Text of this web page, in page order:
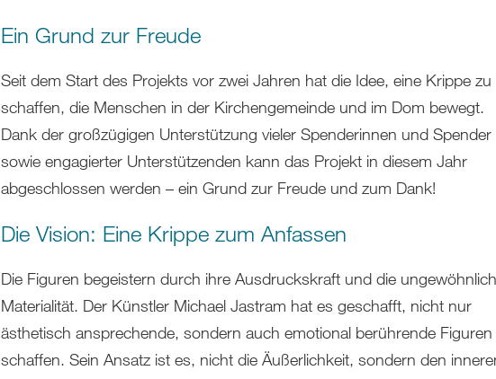
Ein Grund zur Freude
Seit dem Start des Projekts vor zwei Jahren hat die Idee, eine Krippe zu
schaffen, die Menschen in der Kirchengemeinde und im Dom bewegt.
Dank der großzügigen Unterstützung vieler Spenderinnen und Spender
sowie engagierter Unterstützenden kann das Projekt in diesem Jahr
abgeschlossen werden – ein Grund zur Freude und zum Dank!
Die Vision: Eine Krippe zum Anfassen
Die Figuren begeistern durch ihre Ausdruckskraft und die
Materialität. Der Künstler Michael Jastram hat es geschafft, nicht nur
ästhetisch ansprechende, sondern auch emotional berührende Figuren
schaffen. Sein Ansatz ist es, nicht die Äußerlichkeit, sondern den